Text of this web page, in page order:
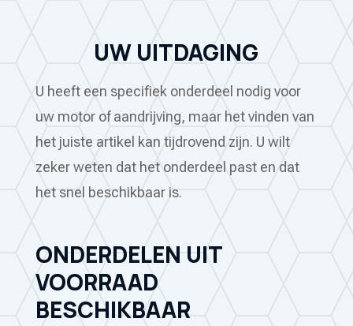
UW UITDAGING
U heeft een specifiek onderdeel nodig voor
uw motor of aandrijving, maar het vinden van
het juiste artikel kan tijdrovend zijn. U wilt
zeker weten dat het onderdeel past en dat
het snel beschikbaar is.
ONDERDELEN UIT
VOORRAAD
BESCHIKBAAR